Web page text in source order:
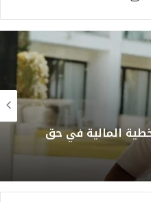
المالية في حق